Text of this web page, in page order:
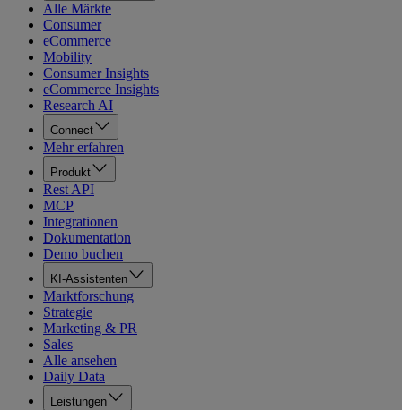
Alle Märkte
Consumer
eCommerce
Mobility
Consumer Insights
eCommerce Insights
Research AI
Connect
Mehr erfahren
Produkt
Rest API
MCP
Integrationen
Dokumentation
Demo buchen
KI-Assistenten
Marktforschung
Strategie
Marketing & PR
Sales
Alle ansehen
Daily Data
Leistungen